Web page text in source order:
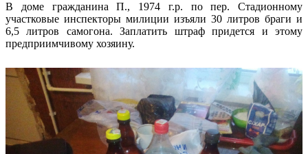
В доме гражданина П., 1974 г.р. по пер. Стадионному
участковые инспекторы милиции изъяли 30 литров браги и
6,5 литров самогона. Заплатить штраф придется и этому
предприимчивому хозяину.